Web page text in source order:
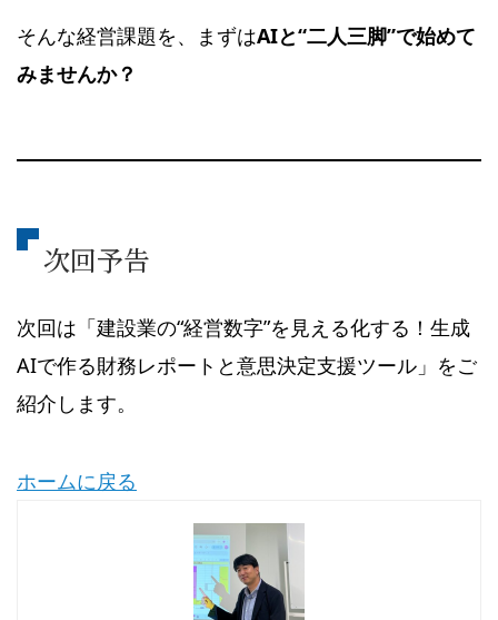
そんな経営課題を、まずはAIと“二人三脚”で始めて
みませんか？
次回予告
次回は「建設業の“経営数字”を見える化する！生成
AIで作る財務レポートと意思決定支援ツール」をご
紹介します。
ホームに戻る